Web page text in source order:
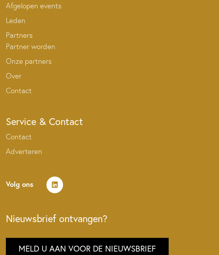
Afgelopen events
Leden
Partners
Partner worden
Onze partners
Over
Contact
Service & Contact
Contact
Adverteren
Volg ons
Nieuwsbrief ontvangen?
MELD U AAN VOOR DE NIEUWSBRIEF